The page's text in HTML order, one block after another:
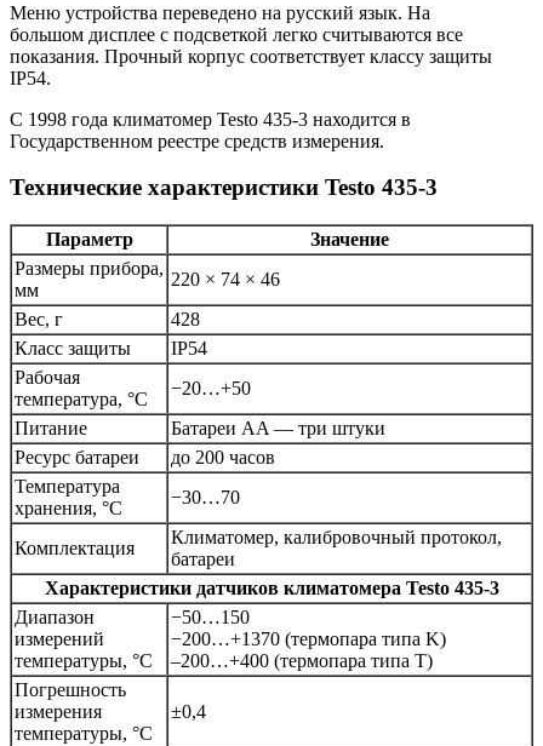
Меню устройства переведено на русский язык. На
большом дисплее с подсветкой легко считываются все
показания. Прочный корпус соответствует классу защиты
IP54.
С 1998 года климатомер Testo 435-3 находится в
Государственном реестре средств измерения.
Технические характеристики Testo 435-3
Параметр
Значение
Размеры прибора,
мм
220 × 74 × 46
Вес, г
428
Класс защиты
IP54
Рабочая
температура, °С
−20…+50
Питание
Батареи AA — три штуки
Ресурс батареи
до 200 часов
Температура
хранения, °С
−30…70
Комплектация
Климатомер, калибровочный протокол,
батареи
Характеристики датчиков климатомера Testo 435-3
Диапазон
измерений
температуры, °С
−50…150
−200…+1370 (термопара типа K)
–200…+400 (термопара типа T)
Погрешность
измерения
температуры, °С
±0,4